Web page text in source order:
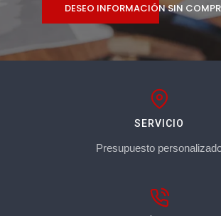
DESEO INFORMACIÓN SIN
SERVICIO
Presupuesto